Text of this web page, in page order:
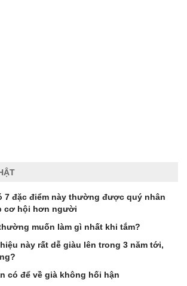
7 đặc điểm này thường được quý nhân
cơ hội hơn người
muốn làm gì nhất khi tắm?
này rất dễ giàu lên trong 3 năm tới,
có để về già không hối hận